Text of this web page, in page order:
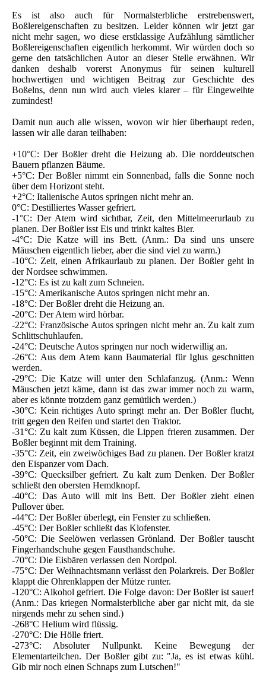
Es ist also auch für Normalsterbliche erstrebenswert,
Boßlereigenschaften zu besitzen. Leider können wir jetzt gar
nicht mehr sagen, wo diese erstklassige Aufzählung sämtlicher
Boßlereigenschaften eigentlich herkommt. Wir würden doch so
gerne den tatsächlichen Autor an dieser Stelle erwähnen. Wir
danken deshalb vorerst Anonymus für seinen kulturell
hochwertigen und wichtigen Beitrag zur Geschichte des
Boßelns, denn nun wird auch vieles klarer – für Eingeweihte
zumindest!
Damit nun auch alle wissen, wovon wir hier überhaupt reden,
lassen wir alle daran teilhaben:
+10°C: Der Boßler dreht die Heizung ab. Die norddeutschen
Bauern pflanzen Bäume.
+5°C: Der Boßler nimmt ein Sonnenbad, falls die Sonne noch
über dem Horizont steht.
+2°C: Italienische Autos springen nicht mehr an.
0°C: Destilliertes Wasser gefriert.
-1°C: Der Atem wird sichtbar, Zeit, den Mittelmeerurlaub zu
planen. Der Boßler isst Eis und trinkt kaltes Bier.
-4°C: Die Katze will ins Bett. (Anm.: Da sind uns unsere
Mäuschen eigentlich lieber, aber die sind viel zu warm.)
-10°C: Zeit, einen Afrikaurlaub zu planen. Der Boßler geht in
der Nordsee schwimmen.
-12°C: Es ist zu kalt zum Schneien.
-15°C: Amerikanische Autos springen nicht mehr an.
-18°C: Der Boßler dreht die Heizung an.
-20°C: Der Atem wird hörbar.
-22°C: Französische Autos springen nicht mehr an. Zu kalt zum
Schlittschuhlaufen.
-24°C: Deutsche Autos springen nur noch widerwillig an.
-26°C: Aus dem Atem kann Baumaterial für Iglus geschnitten
werden.
-29°C: Die Katze will unter den Schlafanzug. (Anm.: Wenn
Mäuschen jetzt käme, dann ist das zwar immer noch zu warm,
aber es könnte trotzdem ganz gemütlich werden.)
-30°C: Kein richtiges Auto springt mehr an. Der Boßler flucht,
tritt gegen den Reifen und startet den Traktor.
-31°C: Zu kalt zum Küssen, die Lippen frieren zusammen. Der
Boßler beginnt mit dem Training.
-35°C: Zeit, ein zweiwöchiges Bad zu planen. Der Boßler kratzt
den Eispanzer vom Dach.
-39°C: Quecksilber gefriert. Zu kalt zum Denken. Der Boßler
schließt den obersten Hemdknopf.
-40°C: Das Auto will mit ins Bett. Der Boßler zieht einen
Pullover über.
-44°C: Der Boßler überlegt, ein Fenster zu schließen.
-45°C: Der Boßler schließt das Klofenster.
-50°C: Die Seelöwen verlassen Grönland. Der Boßler tauscht
Fingerhandschuhe gegen Fausthandschuhe.
-70°C: Die Eisbären verlassen den Nordpol.
-75°C: Der Weihnachtsmann verlässt den Polarkreis. Der Boßler
klappt die Ohrenklappen der Mütze runter.
-120°C: Alkohol gefriert. Die Folge davon: Der Boßler ist sauer!
(Anm.: Das kriegen Normalsterbliche aber gar nicht mit, da sie
nirgends mehr zu sehen sind.)
-268°C Helium wird flüssig.
-270°C: Die Hölle friert.
-273°C: Absoluter Nullpunkt. Keine Bewegung der
Elementarteilchen. Der Boßler gibt zu: "Ja, es ist etwas kühl.
Gib mir noch einen Schnaps zum Lutschen!"